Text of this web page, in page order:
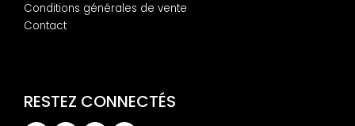
Conditions générales de vente
Contact